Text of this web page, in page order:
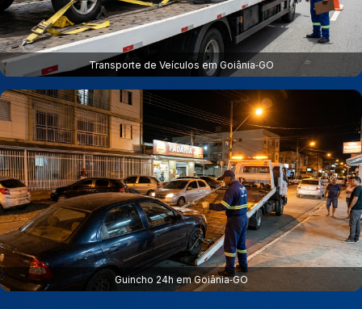
Transporte de Veículos em Goiânia‑GO
Guincho 24h em Goiânia‑GO